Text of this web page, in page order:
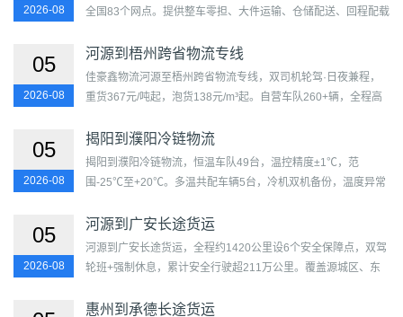
2026-08
全国83个网点。提供整车零担、大件运输、仓储配送、回程配载
宁...
05
2026-08
河源到梧州跨省物流专线
佳豪鑫物流河源至梧州跨省物流专线，双司机轮驾·日夜兼程，
重货367元/吨起，泡货138元/m³起。自营车队260+辆，全程高
县、龙...
05
2026-08
揭阳到濮阳冷链物流
揭阳到濮阳冷链物流，恒温车队49台，温控精度±1℃，范
围-25℃至+20℃。多温共配车辆5台，冷机双机备份，温度异常
华龙区、...
05
2026-08
河源到广安长途货运
河源到广安长途货运，全程约1420公里设6个安全保障点，双驾
轮班+强制休息，累计安全行驶超211万公里。覆盖源城区、东
华...
惠州到承德长途货运